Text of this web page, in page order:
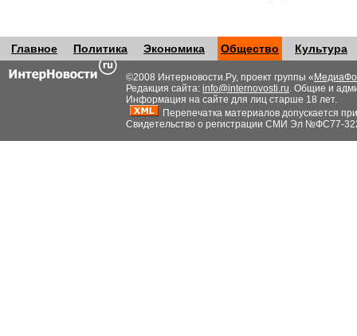
Главное Политика Экономика Общество Культура
©2008 Интерновости.Ру, проект группы «
Редакция сайта: info@internovosti.ru. Общие и
Информация на сайте для лиц старше 18 лет.
Перепечатка материалов допускается
Свидетельство о регистрации СМИ Эл №ФС77-